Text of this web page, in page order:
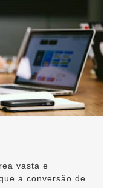
vasta e
a conversão de